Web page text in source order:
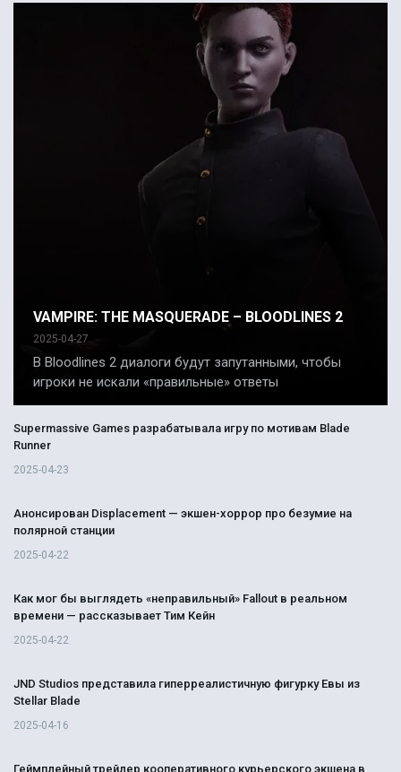
VAMPIRE: THE MASQUERADE – BLOODLINES 2
2025-04-27
В Bloodlines 2 диалоги будут запутанными, чтобы
игроки не искали «правильные» ответы
Supermassive Games разрабатывала игру по мотивам Blade
Runner
2025-04-23
Анонсирован Displacement — экшен-хоррор про безумие на
полярной станции
2025-04-22
Как мог бы выглядеть «неправильный» Fallout в реальном
времени — рассказывает Тим Кейн
2025-04-22
JND Studios представила гиперреалистичную фигурку Евы из
Stellar Blade
2025-04-16
Геймплейный трейлер кооперативного курьерского экшена в